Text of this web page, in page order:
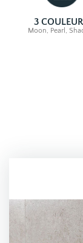
3
Moon, Pearl,